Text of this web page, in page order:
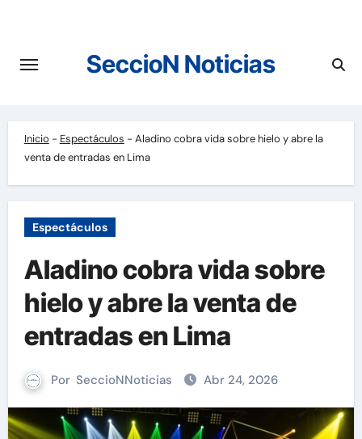
contenido
SeccioN Noticias
Inicio - Espectáculos - Aladino cobra vida sobre hielo y abre la
venta de entradas en Lima
Espectáculos
Aladino cobra vida sobre
hielo y abre la venta de
entradas en Lima
Por SeccioNNoticias Abr 24, 2026